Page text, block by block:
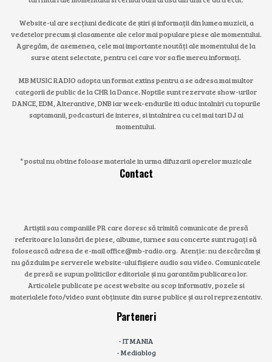
Website-ul are secțiuni dedicate de știri și informații din lumea muzicii, a
vedetelor precum și clasamente ale celor mai populare piese ale momentului.
Agregăm, de asemenea, cele mai importante noutăți ale momentului de la
surse atent selectate, pentru cei care vor sa fie mereu informați.
MB MUSIC RADIO adopta un format extins pentru a se adresa mai multor
categorii de public de la CHR la Dance. Noptile sunt rezervate show-urilor
DANCE, EDM, Alterantive, DNB iar week-endurile iti aduc intalniri cu topurile
saptamanii, podcasturi de interes, si intalnirea cu cei mai tari DJ ai
momentului.
* postul nu obtine foloase materiale in urma difuzarii operelor muzicale
Contact
Artiștii sau companiile PR care doresc să trimită comunicate de presă
referitoare la lansări de piese, albume, turnee sau concerte sunt rugați să
folosească adresa de e-mail office@mb-radio.org. Atenție: nu descărcăm și
nu găzduim pe serverele website-ului fișiere audio sau video. Comunicatele
de presă se supun politicilor editoriale și nu garantăm publicarea lor.
Articolele publicate pe acest website au scop informativ, pozele si
materialele foto/video sunt obținute din surse publice și au rol reprezentativ.
Parteneri
-IT MANIA
-Mediablog